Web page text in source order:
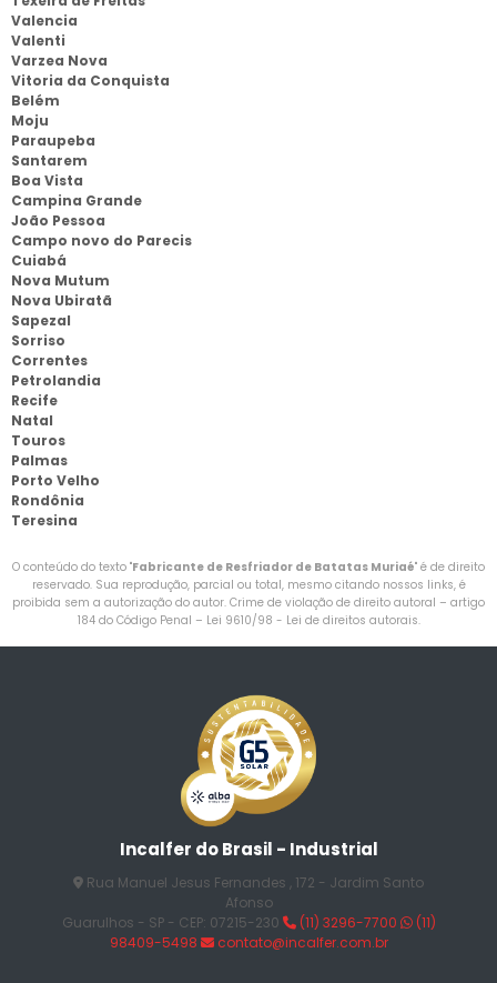
Valencia
Valenti
Varzea Nova
Vitoria da Conquista
Belém
Moju
Paraupeba
Santarem
Boa Vista
Campina Grande
João Pessoa
Campo novo do Parecis
Cuiabá
Nova Mutum
Nova Ubiratã
Sapezal
Sorriso
Correntes
Petrolandia
Recife
Natal
Touros
Palmas
Porto Velho
Rondônia
Teresina
O conteúdo do texto "Fabricante de Resfriador de Batatas Muriaé" é de direito
reservado. Sua reprodução, parcial ou total, mesmo citando nossos links, é
proibida sem a autorização do autor. Crime de violação de direito autoral – artigo
184 do Código Penal – Lei 9610/98 - Lei de direitos autorais.
Incalfer do Brasil - Industrial
Rua Manuel Jesus Fernandes , 172 - Jardim Santo
Afonso
Guarulhos - SP - CEP: 07215-230
(11) 3296-7700
(11)
98409-5498
contato@incalfer.com.br